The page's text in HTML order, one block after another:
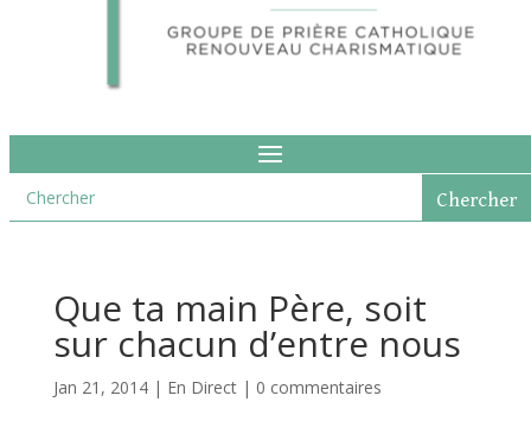
Que ta main Père, soit
sur chacun d’entre nous
Jan 21, 2014| En Direct| 0 commentaires